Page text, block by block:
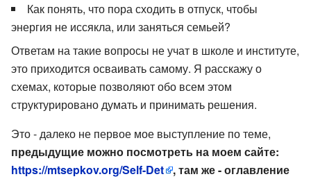
Как понять, что пора сходить в отпуск, чтобы
энергия не иссякла, или заняться семьей?
Ответам на такие вопросы не учат в школе и институте,
это приходится осваивать самому. Я расскажу о
схемах, которые позволяют обо всем этом
структурировано думать и принимать решения.
Это - далеко не первое мое выступление по теме,
предыдущие можно посмотреть на моем сайте:
https://mtsepkov.org/Self-Det
, там же - оглавление